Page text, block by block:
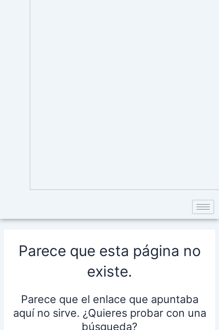
Parece que esta página no
existe.
Parece que el enlace que apuntaba
aquí no sirve. ¿Quieres probar con una
búsqueda?